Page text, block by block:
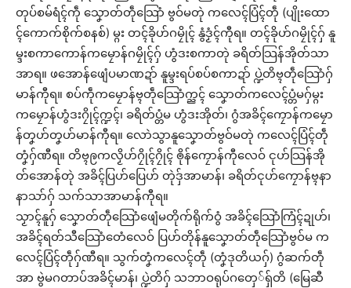
တုပ်စမ်ရံၚ်ကဵု သၞောတ်တဵုသြောံ ဗွဝ်မတုဲ ကလေၚ်ပြံၚ်တဵု (ပျိုးထော
ၚ်ကောက်စိုက်စနစ်) မ္ဂး တၚ်ခိုဟ်ဂမၠိုၚ် နွံဒၟံၚ်ကီုရ။ တၚ်ခိုဟ်ဂမၠိုၚ်ဂှ် နူ
မ္ဒးစကာကောန်ကမၠောန်ဂမၠိုၚ်ဂှ် ဟွံဒးစကာတုဲ ခရိတ်သြန်အိုတ်သာ
အာရ။ ဖအောန်ဖျေံပမာဏဍာ် နူမ္ဒးရပ်စပ်စကာဍာ် ပ္ဍဲတိဗ္ၚတဵုသြောံဂှ်
မာန်ကီုရ။ စပ်ကဵုကမၠောန်ဗ္ၚတဵုသြောံက္ညၚ် သၞောတ်ကလေၚ်ပ္တံမဂှ်မ္ဂး
ကမၠောန်ဟွံဒးဂၠိုၚ်က္ဍၚ်၊ ခရိတ်ပ္တံမ ဟွံဒးအိုတ်၊ ဂွံအခိၚ်ကၠောန်ကမၠော
န်တၞဟ်တၞဟ်မာန်ကီုရ။ လောဲသွာနူသၞောတ်ဗွဝ်မတုဲ ကလေၚ်ပြံၚ်တဵု
တၞံဂှ်ဏီရ။ တိဗ္ၚဨကလၟိဟ်ဂၠိုၚ်ဂၠိုၚ် ၜိုန်ကၠောန်ကီုလေဝ် ၚုဟ်သြန်အို
တ်အောန်တုဲ အခိၚ်ပြဟ်ပြေဟ် တုဲဒှ်အာမာန်၊ ခရိတ်ၚုဟ်ကၠောန်ဗ္ၚနာ
နာသာ်ဂှ် သက်သာအာမာန်ကီုရ။
သၟာၚ်နူဂှ် သၞောတ်တဵုသြောံဖျေံမတိုက်ရိုက်ဝွံ အခိၚ်သြောံကြံၚ်ဍုဟ်၊
အခိၚ်ရတ်သီသြောံတေံလေဝ် ပြဟ်တိုန်နူသၞောတ်တဵုသြောံဗွဝ်မ က
လေၚ်ပြံၚ်တဵုဂှ်ဏီရ။ သွက်တၞံကလေၚ်တဵု (တၞံဒုတိယဂှ်) ဂွံဆက်တဵု
အာ ဗွဲမဂတာပ်အခိၚ်မာန်၊ ပ္ဍဲတိဂှ် သဘာဝရုပ်ဂတှေ်ရှ်တိ (မြေဆီ